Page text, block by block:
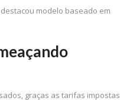
modelo baseado em
graças as tarifas impostas